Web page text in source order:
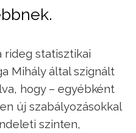
rideg statisztikai
Mihály által szignált
hogy – egyébként
új szabályozásokkal
szinten,